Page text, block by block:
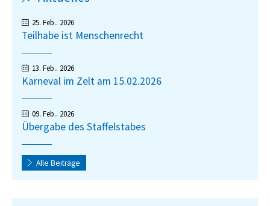
Schreinerei
BIAP
AGB
25. Feb.. 2026
Teilhabe ist Menschenrecht
13. Feb.. 2026
Karneval im Zelt am 15.02.2026
09. Feb.. 2026
Übergabe des Staffelstabes
Alle Beiträge